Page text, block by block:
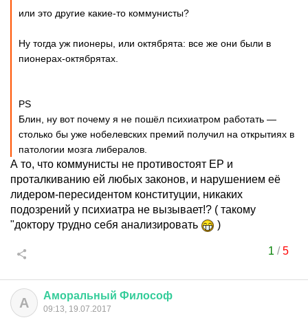
или это другие какие-то коммунисты?
Ну тогда уж пионеры, или октябрята: все же они были в
пионерах-октябрятах.
PS
Блин, ну вот почему я не пошёл психиатром работать —
столько бы уже нобелевских премий получил на открытиях в
патологии мозга либералов.
А то, что коммунисты не противостоят ЕР и
проталкиванию ей любых законов, и нарушением её
лидером-пересидентом конституции, никаких
подозрений у психиатра не вызывает!? ( такому
"доктору трудно себя анализировать
)
1 /5
А Аморальный Философ
09:13, 19.07.2017